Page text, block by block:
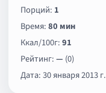
Порций: 1
Время:80 мин
Ккал/100г:91
Рейтинг:— (0)
Дата: 30 января 2013 г.